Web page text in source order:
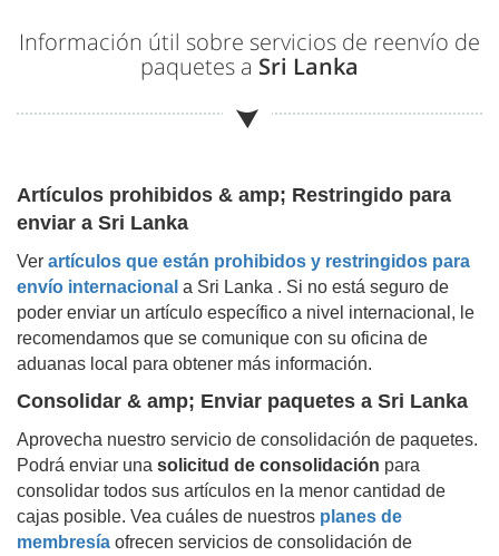
Información útil sobre servicios de reenvío de
paquetes a Sri Lanka
Artículos prohibidos & amp; Restringido para
enviar a Sri Lanka
Ver artículos que están prohibidos y restringidos para
envío internacional a Sri Lanka . Si no está seguro de
poder enviar un artículo específico a nivel internacional, le
recomendamos que se comunique con su oficina de
aduanas local para obtener más información.
Consolidar & amp; Enviar paquetes a Sri Lanka
Aprovecha nuestro servicio de consolidación de paquetes.
Podrá enviar una solicitud de consolidación para
consolidar todos sus artículos en la menor cantidad de
cajas posible. Vea cuáles de nuestros planes de
membresía ofrecen servicios de consolidación de